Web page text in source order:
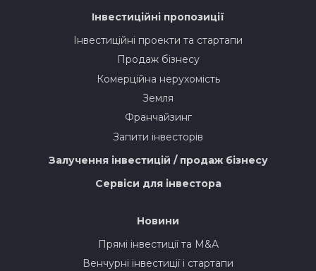
Інвестиційні пропозиції
Інвестиційні проекти та стартапи
Продаж бізнесу
Комерційна нерухомість
Земля
Франчайзинг
Запити інвесторів
Залучення інвестицій / продаж бізнесу
Сервіси для інвестора
Новини
Прямі інвестиції та M&A
Венчурні інвестиції і стартапи